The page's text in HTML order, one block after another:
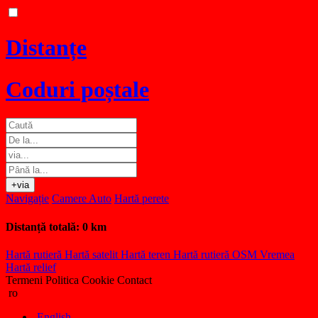
Distanțe
Coduri poștale
+via
Navigație Camere Auto Hartă perete
Distanță totală: 0 km
Hartă rutieră Hartă satelit Hartă teren Hartă rutieră OSM Vremea
Hartă relief
Termeni Politica Cookie Contact
ro